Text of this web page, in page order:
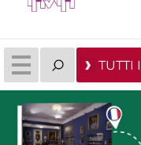
TUTTI